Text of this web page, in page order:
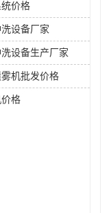
价格
设备厂家
设备生产厂家
机批发价格
格